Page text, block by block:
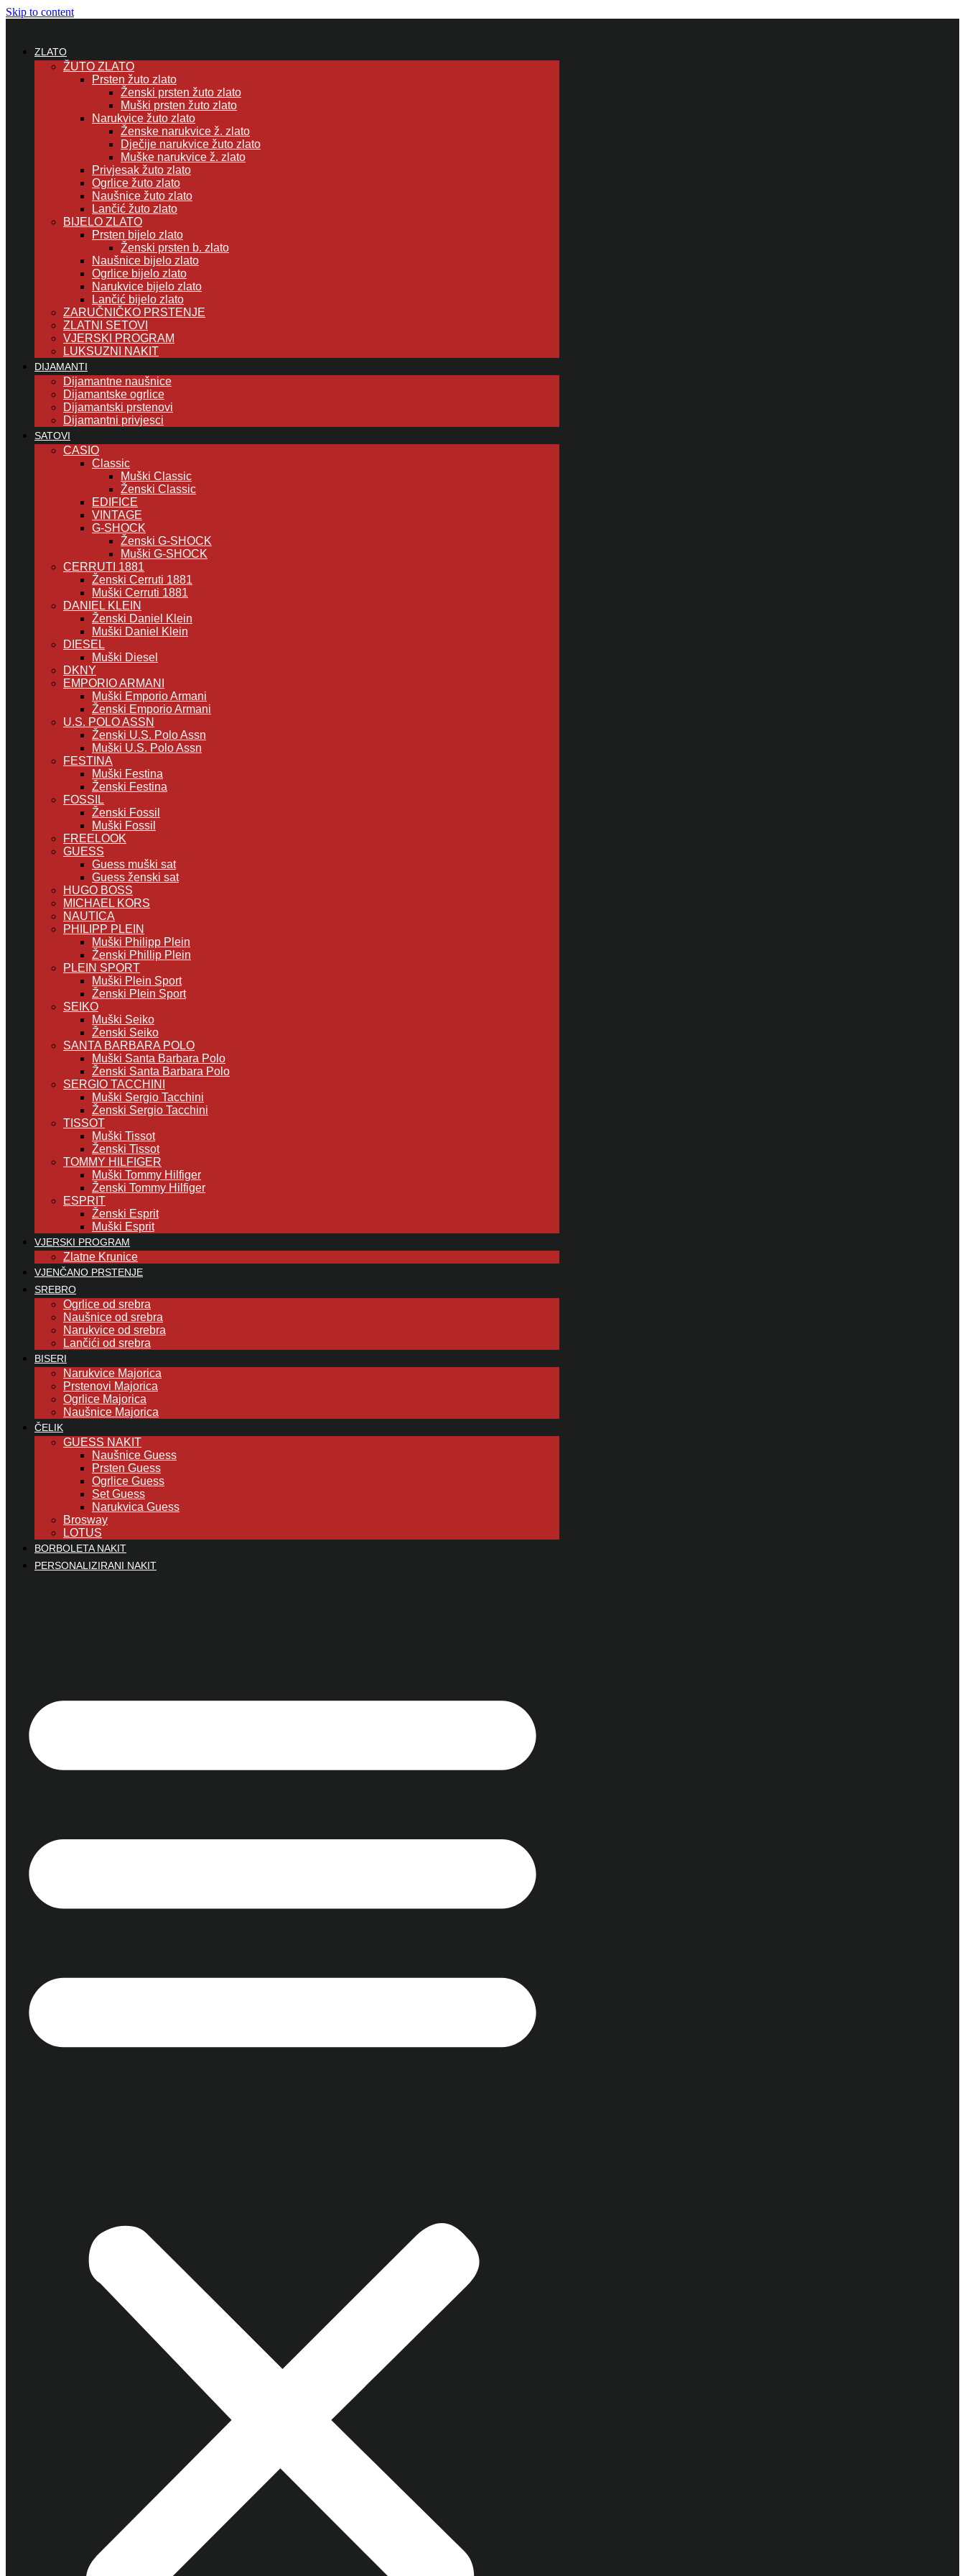
Skip to content
ZLATO
ŽUTO ZLATO
Prsten žuto zlato
Ženski prsten žuto zlato
Muški prsten žuto zlato
Narukvice žuto zlato
Ženske narukvice ž. zlato
Dječije narukvice žuto zlato
Muške narukvice ž. zlato
Privjesak žuto zlato
Ogrlice žuto zlato
Naušnice žuto zlato
Lančić žuto zlato
BIJELO ZLATO
Prsten bijelo zlato
Ženski prsten b. zlato
Naušnice bijelo zlato
Ogrlice bijelo zlato
Narukvice bijelo zlato
Lančić bijelo zlato
ZARUČNIČKO PRSTENJE
ZLATNI SETOVI
VJERSKI PROGRAM
LUKSUZNI NAKIT
DIJAMANTI
Dijamantne naušnice
Dijamantske ogrlice
Dijamantski prstenovi
Dijamantni privjesci
SATOVI
CASIO
Classic
Muški Classic
Ženski Classic
EDIFICE
VINTAGE
G-SHOCK
Ženski G-SHOCK
Muški G-SHOCK
CERRUTI 1881
Ženski Cerruti 1881
Muški Cerruti 1881
DANIEL KLEIN
Ženski Daniel Klein
Muški Daniel Klein
DIESEL
Muški Diesel
DKNY
EMPORIO ARMANI
Muški Emporio Armani
Ženski Emporio Armani
U.S. POLO ASSN
Ženski U.S. Polo Assn
Muški U.S. Polo Assn
FESTINA
Muški Festina
Ženski Festina
FOSSIL
Ženski Fossil
Muški Fossil
FREELOOK
GUESS
Guess muški sat
Guess ženski sat
HUGO BOSS
MICHAEL KORS
NAUTICA
PHILIPP PLEIN
Muški Philipp Plein
Ženski Phillip Plein
PLEIN SPORT
Muški Plein Sport
Ženski Plein Sport
SEIKO
Muški Seiko
Ženski Seiko
SANTA BARBARA POLO
Muški Santa Barbara Polo
Ženski Santa Barbara Polo
SERGIO TACCHINI
Muški Sergio Tacchini
Ženski Sergio Tacchini
TISSOT
Muški Tissot
Ženski Tissot
TOMMY HILFIGER
Muški Tommy Hilfiger
Ženski Tommy Hilfiger
ESPRIT
Ženski Esprit
Muški Esprit
VJERSKI PROGRAM
Zlatne Krunice
VJENČANO PRSTENJE
SREBRO
Ogrlice od srebra
Naušnice od srebra
Narukvice od srebra
Lančići od srebra
BISERI
Narukvice Majorica
Prstenovi Majorica
Ogrlice Majorica
Naušnice Majorica
ČELIK
GUESS NAKIT
Naušnice Guess
Prsten Guess
Ogrlice Guess
Set Guess
Narukvica Guess
Brosway
LOTUS
BORBOLETA NAKIT
PERSONALIZIRANI NAKIT